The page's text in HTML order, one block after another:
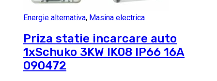
Energie alternativa, Masina electrica
Priza statie incarcare auto
1xSchuko 3KW IK08 IP66 16A
090472